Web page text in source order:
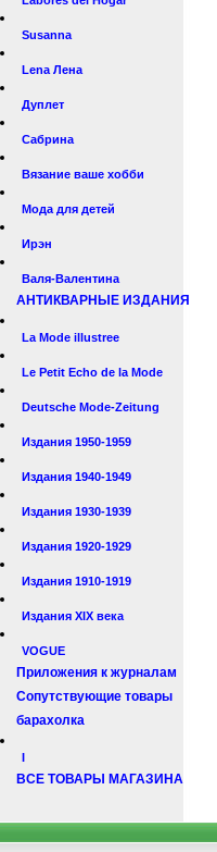
Susanna
Lena Лена
Дуплет
Сабрина
Вязание ваше хобби
Мода для детей
Ирэн
Валя-Валентина
АНТИКВАРНЫЕ ИЗДАНИЯ
La Mode illustree
Le Petit Echo de la Mode
Deutsche Mode-Zeitung
Издания 1950-1959
Издания 1940-1949
Издания 1930-1939
Издания 1920-1929
Издания 1910-1919
Издания XIX века
VOGUE
Приложения к журналам
Сопутствующие товары
барахолка
I
ВСЕ ТОВАРЫ МАГАЗИНА